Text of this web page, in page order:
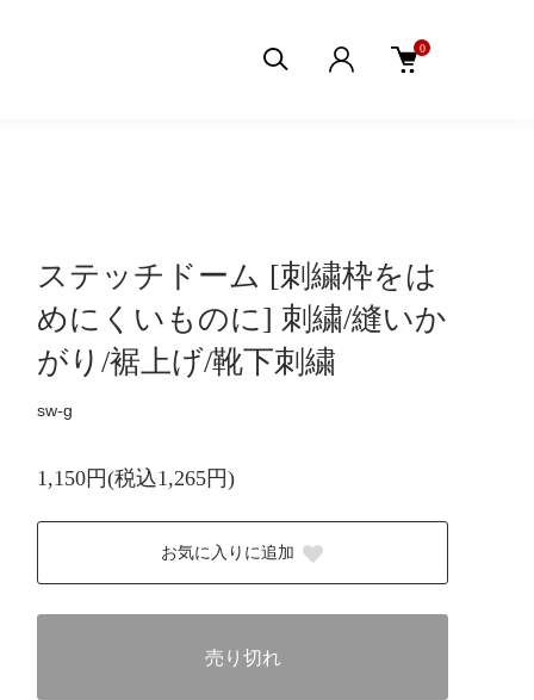
0
ステッチドーム [刺繍枠をは
めにくいものに] 刺繍/縫いか
がり/裾上げ/靴下刺繍
sw-g
1,150円(税込1,265円)
お気に入りに追加
売り切れ